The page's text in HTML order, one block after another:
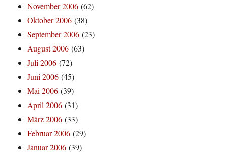
November 2006 (62)
Oktober 2006 (38)
September 2006 (23)
August 2006 (63)
Juli 2006 (72)
Juni 2006 (45)
Mai 2006 (39)
April 2006 (31)
März 2006 (33)
Februar 2006 (29)
Januar 2006 (39)